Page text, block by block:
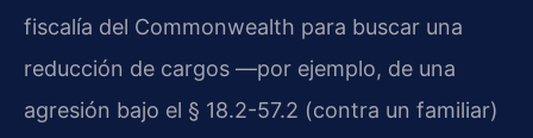
fiscalía del Commonwealth para buscar una
reducción de cargos —por ejemplo, de una
agresión bajo el § 18.2-57.2 (contra un familiar)